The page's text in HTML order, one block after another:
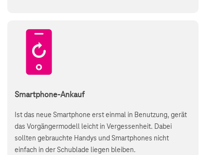
Smartphone-Ankauf
Ist das neue Smartphone erst einmal in Benutzung, gerät
das Vorgängermodell leicht in Vergessenheit. Dabei
sollten gebrauchte Handys und Smartphones nicht
einfach in der Schublade liegen bleiben.